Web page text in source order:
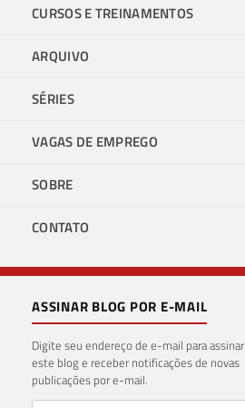
CURSOS E TREINAMENTOS
ARQUIVO
SÉRIES
VAGAS DE EMPREGO
SOBRE
CONTATO
ASSINAR BLOG POR E-MAIL
Digite seu endereço de e-mail para assinar
este blog e receber notificações de novas
publicações por e-mail.